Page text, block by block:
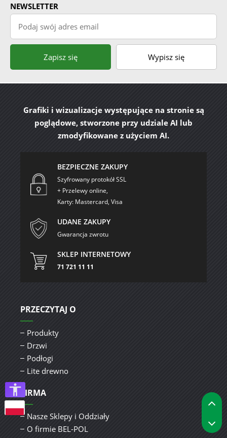
NEWSLETTER
Podaj swój adres email
Zapisz się Wypisz się
Grafiki i wizualizacje występujące na stronie są
poglądowe, stworzone przy udziale AI lub
zmodyfikowane z użyciem AI.
BEZPIECZNE ZAKUPY
Szyfrowany protokół SSL
+ Przelewy online,
Karty: Mastercard, Visa
UDANE ZAKUPY
Gwarancja zwrotu
SKLEP INTERNETOWY
71 721 11 11
PRZECZYTAJ O
Produkty
Drzwi
Podłogi
Lite drewno
FIRMA
Nasze Sklepy i Oddziały
O firmie BEL-POL